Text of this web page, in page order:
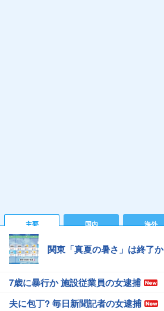
主要 国内 海外
関東「真夏の暑さ」は終了か
7歳に暴行か 施設従業員の女逮捕
夫に包丁? 毎日新聞記者の女逮捕